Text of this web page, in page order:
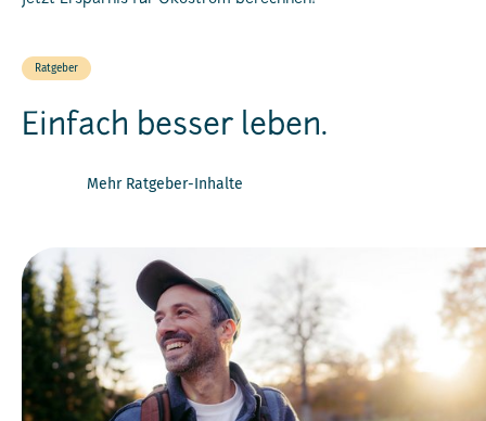
Ratgeber
Einfach besser leben.
Mehr Ratgeber-Inhalte